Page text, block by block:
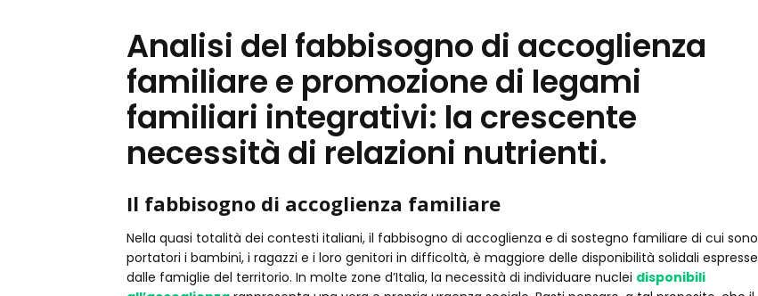
Analisi del fabbisogno di accoglienza
familiare e promozione di legami
familiari integrativi: la crescente
necessità di relazioni nutrienti.
Il fabbisogno di accoglienza familiare
Nella quasi totalità dei contesti italiani, il fabbisogno di accoglienza e di sostegno familiare di cui sono
portatori i bambini, i ragazzi e i loro genitori in difficoltà, è maggiore delle disponibilità solidali espresse
dalle famiglie del territorio. In molte zone d’Italia, la necessità di individuare nuclei disponibili